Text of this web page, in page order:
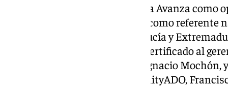
El certificado Aenor, que tramita Avanza como
posiciona al Metro de Granada como
El delegado territorial de Andalucía y
Carreño, ha hecho entrega del certificado al
de la Agencia de Obra Pública, Ignacio
División Sur de Avanza by MobilityADO,